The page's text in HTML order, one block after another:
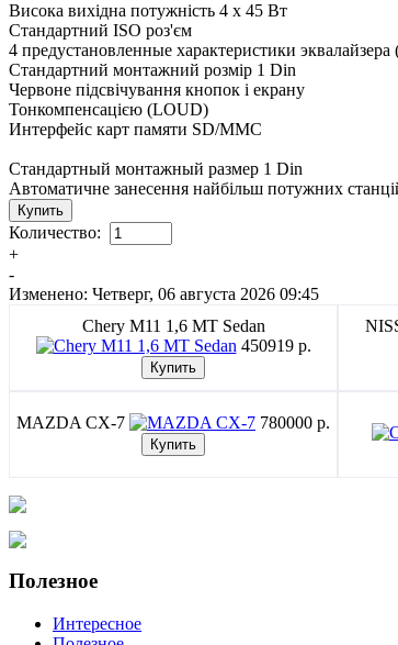
Висока вихідна потужність 4 х 45 Вт
Стандартний ISO роз'єм
4 предустановленные характеристики
Стандартний монтажний розмір 1 Din
Червоне підсвічування кнопок і екрану
Тонкомпенсацією (LOUD)
Интерфейс карт памяти SD/MMC
Стандартный монтажный размер 1 Din
Автоматичне занесення найбільш потужних
Количество:
+
-
Изменено: Четверг, 06 августа 2026 09:45
Chery M11 1,6 MT Sedan
450919 p.
MAZDA CX-7 780000 p.
Полезное
Интересное